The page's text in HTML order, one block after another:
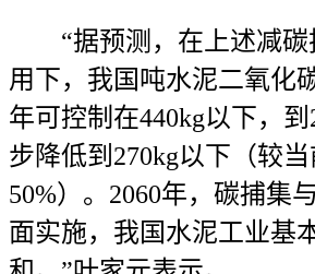
“据预测，在上述减碳
用下，我国吨水泥二氧化
年可控制在440kg以下，
步降低到270kg以下（较
50%）。2060年，碳捕集
面实施，我国水泥工业基